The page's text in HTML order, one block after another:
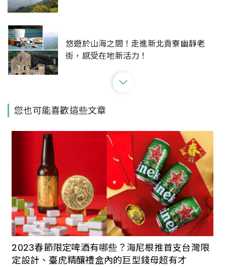
悠遊於山海之間！走進新北貢寮幽靜老
街，感受在地新活力！
情侶們來這裡約會就對了！春天來南庄賞
個花浪漫一下，玩完保證感情大升溫！
慢遊大溪，發掘老街區新樂趣！
大溪9大特色景點二日遊！絕美透明步道、
最潮復古餐車、老屋民宿、懷舊茶屋拍不
停！
您也可能喜歡這些文章
2023春節限定啤酒有哪些？海尼根推首支台灣限
定設計、臺虎精釀禮盒內的巨型錢母超有才